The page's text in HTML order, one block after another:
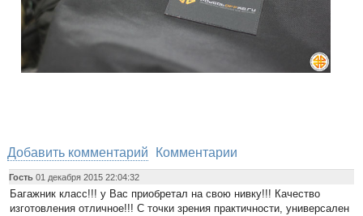
Добавить комментарий Комментарии
Гость 01 декабря 2015 22:04:32
Багажник класс!!! у Вас приобретал на свою нивку!!! Качество
изготовления отличное!!! С точки зрения практичности, универсален